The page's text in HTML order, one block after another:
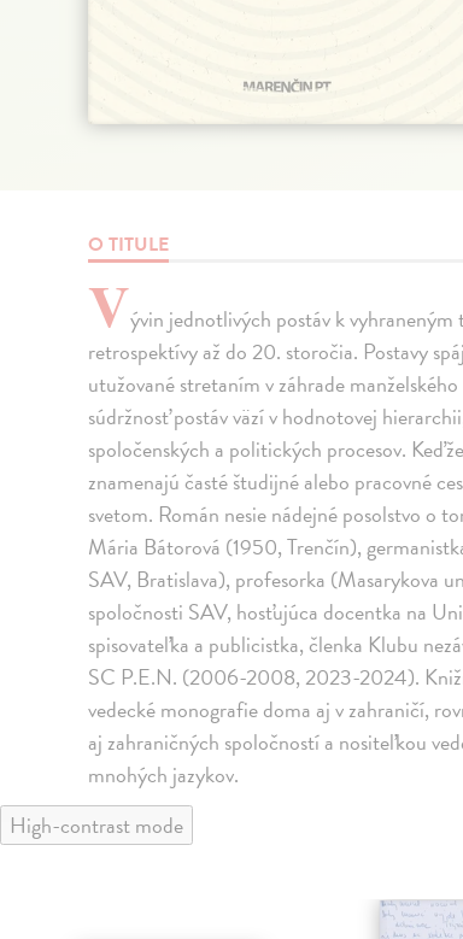
O TITULE
Vývin jednotlivých postáv k
retrospektívy až do 20. storočia. Postavy
utužované stretaním v záhrade
súdržnosť postáv väzí v hodnotovej
spoločenských a politických procesov.
znamenajú časté študijné alebo pracovné
svetom. Román nesie nádejné posolstvo o
Mária Bátorová (1950, Trenčín),
SAV, Bratislava), profesorka (Masarykova
spoločnosti SAV, hosťujúca docentka na
spisovateľka a publicistka, členka Klubu
SC P.E.N. (2006-2008, 2023-2024).
vedecké monografie doma aj v zahraničí,
aj zahraničných spoločností a nositeľkou
mnohých jazykov.
High-contrast mode